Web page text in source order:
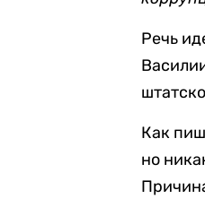
Речь
Как
но